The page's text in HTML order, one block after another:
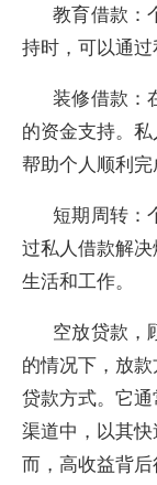
教育借款：
持时，可以通过
装修借款：
的资金支持。
帮助个人顺利完
短期周转：
过私人借款解
生活和工作。
空放贷款，
的情况下，放
贷款方式。它
渠道中，以其
而，高收益背后